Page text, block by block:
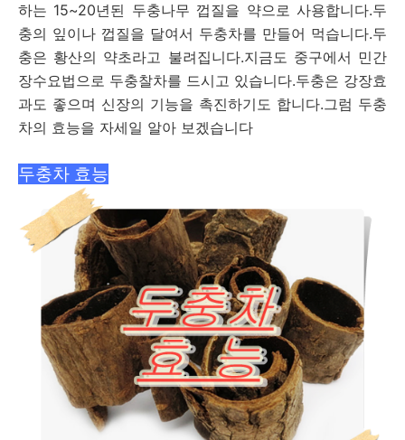
하는 15~20년된 두충나무 껍질을 약으로 사용합니다.두
충의 잎이나 껍질을 달여서 두충차를 만들어 먹습니다.두
충은 황산의 약초라고 불려집니다.지금도 중구에서 민간
장수요법으로 두충찰차를 드시고 있습니다.두충은 강장효
과도 좋으며 신장의 기능을 촉진하기도 합니다.그럼 두충
차의 효능을 자세일 알아 보겠습니다
두충차 효능